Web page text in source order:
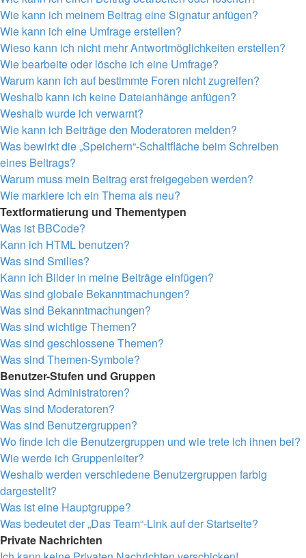
Wie kann ich meinem Beitrag eine Signatur anfügen?
Wie kann ich eine Umfrage erstellen?
Wieso kann ich nicht mehr Antwortmöglichkeiten erstellen?
Wie bearbeite oder lösche ich eine Umfrage?
Warum kann ich auf bestimmte Foren nicht zugreifen?
Weshalb kann ich keine Dateianhänge anfügen?
Weshalb wurde ich verwarnt?
Wie kann ich Beiträge den Moderatoren melden?
Was bewirkt die „Speichern“-Schaltfläche beim Schreiben
eines Beitrags?
Warum muss mein Beitrag erst freigegeben werden?
Wie markiere ich ein Thema als neu?
Textformatierung und Thementypen
Was ist BBCode?
Kann ich HTML benutzen?
Was sind Smilies?
Kann ich Bilder in meine Beiträge einfügen?
Was sind globale Bekanntmachungen?
Was sind Bekanntmachungen?
Was sind wichtige Themen?
Was sind geschlossene Themen?
Was sind Themen-Symbole?
Benutzer-Stufen und Gruppen
Was sind Administratoren?
Was sind Moderatoren?
Was sind Benutzergruppen?
Wo finde ich die Benutzergruppen und wie trete ich ihnen bei?
Wie werde ich Gruppenleiter?
Weshalb werden verschiedene Benutzergruppen farbig
dargestellt?
Was ist eine Hauptgruppe?
Was bedeutet der „Das Team“-Link auf der Startseite?
Private Nachrichten